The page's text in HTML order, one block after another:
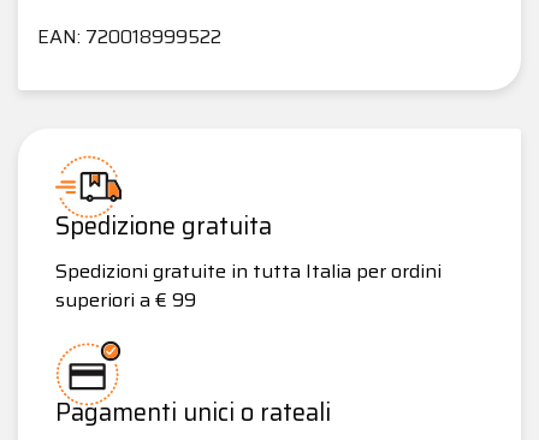
EAN: 720018999522
Spedizione gratuita
Spedizioni gratuite in tutta Italia per ordini
superiori a € 99
Pagamenti unici o rateali